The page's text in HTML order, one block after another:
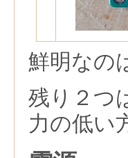
鮮明なの
残り２つ
力の低い